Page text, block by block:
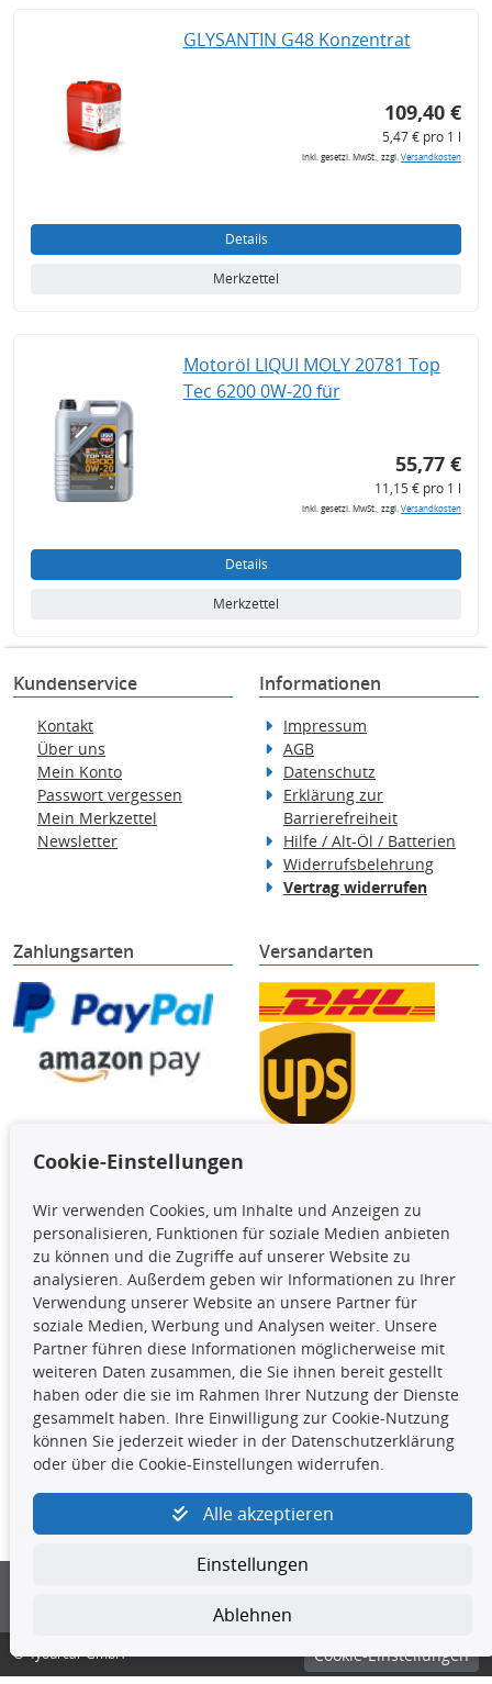
GLYSANTIN G48 Konzentrat
109,40 €
5,47 € pro 1 l
inkl. gesetzl. MwSt., zzgl.Versandkosten
Details
Merkzettel
Motoröl LIQUI MOLY 20781 Top
Tec 6200 0W-20 für
55,77 €
11,15 € pro 1 l
inkl. gesetzl. MwSt., zzgl.Versandkosten
Details
Merkzettel
Kundenservice
Kontakt
Über uns
Mein Konto
Passwort vergessen
Mein Merkzettel
Newsletter
Informationen
Impressum
AGB
Datenschutz
Erklärung zur
Barrierefreiheit
Hilfe / Alt-Öl / Batterien
Widerrufsbelehrung
Vertrag widerrufen
Zahlungsarten Versandarten
Die hier angezeigten Daten,
insbesondere die gesamte Datenbank,
dürfen nicht kopiert werden. Es ist zu
unterlassen, die Daten oder die gesamte Datenbank ohne
vorherige Zustimmung TecDocs zu vervielfältigen, zu
verbreiten und/oder diese Handlungen durch Dritte ausführen
zu lassen. Ein Zuwiderhandeln stellt eine
Urheberrechtsverletzung dar und wird verfolgt.
Kontakt
kundenservice@4yourcar.de
© 4yourcar GmbH Cookie-Einstellungen
Cookie-Einstellungen
Wir verwenden Cookies, um Inhalte und Anzeigen zu
personalisieren, Funktionen für soziale Medien anbieten
zu können und die Zugriffe auf unserer Website zu
analysieren. Außerdem geben wir Informationen zu Ihrer
Verwendung unserer Website an unsere Partner für
soziale Medien, Werbung und Analysen weiter. Unsere
Partner führen diese Informationen möglicherweise mit
weiteren Daten zusammen, die Sie ihnen bereit gestellt
haben oder die sie im Rahmen Ihrer Nutzung der Dienste
gesammelt haben. Ihre Einwilligung zur Cookie-Nutzung
können Sie jederzeit wieder in der Datenschutzerklärung
oder über die Cookie-Einstellungen widerrufen.
Alle akzeptieren
Einstellungen
Ablehnen